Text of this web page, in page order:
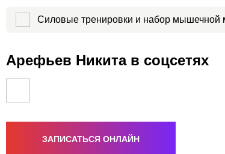
Силовые тренировки и набор мышечной
Арефьев Никита в соцсетях
ЗАПИСАТЬСЯ ОНЛАЙН